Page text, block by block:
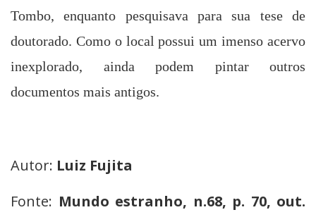
Tombo, enquanto pesquisava para sua tese de
doutorado. Como o local possui um imenso acervo
inexplorado, ainda podem pintar outros
documentos mais antigos.
Autor: Luiz Fujita
Fonte: Mundo estranho, n.68, p. 70, out.